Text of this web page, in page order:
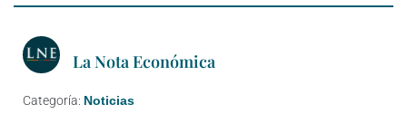
La Nota Económica
Categoría: Noticias